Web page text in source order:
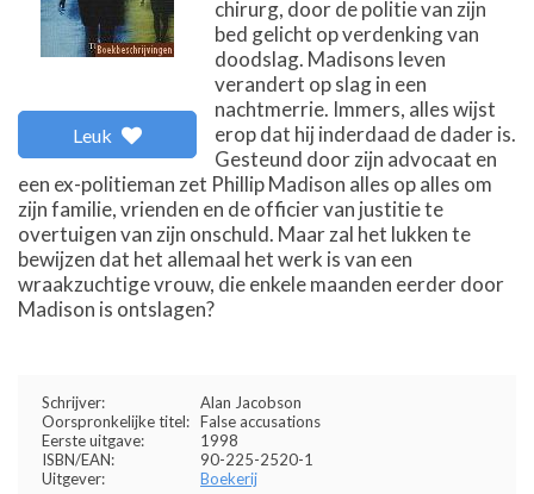
Leuk
chirurg, door de politie van zijn
bed gelicht op verdenking van
doodslag. Madisons leven
verandert op slag in een
nachtmerrie. Immers, alles wijst
erop dat hij inderdaad de dader is.
Gesteund door zijn advocaat en
een ex-politieman zet Phillip Madison alles op alles om
zijn familie, vrienden en de officier van justitie te
overtuigen van zijn onschuld. Maar zal het lukken te
bewijzen dat het allemaal het werk is van een
wraakzuchtige vrouw, die enkele maanden eerder door
Madison is ontslagen?
Schrijver:
Alan Jacobson
Oorspronkelijke titel: False accusations
Eerste uitgave:
1998
ISBN/EAN:
90-225-2520-1
Uitgever:
Boekerij